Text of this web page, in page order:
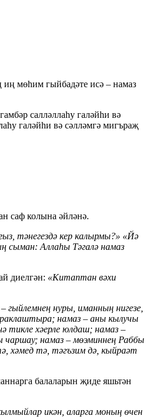
мөһим гыйбадәте исә – намаз
салләллаһу галәйһи вә
галәйһи вә сәлләмгә мигъраҗ
саф колына әйләнә.
тәнегездә кер калырмы?» «Йә
сыман: Аллаһы Тәгалә намаз
диелгән: «Китаптан вәхи
нуры, иманның нигезе,
намаз – аны кылучы
тикле хәерле юлдаш; намаз –
чаршау; намаз – мөэминнең Раббы
хәмед тә, тәгъзим дә, кыйраәт
балаларын җиде яшьтән
икән, аларга моның өчен